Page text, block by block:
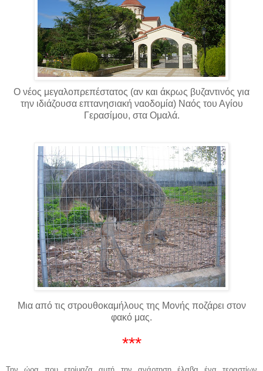
Ο νέος μεγαλοπρεπέστατος (αν και άκρως βυζαντινός για
την ιδιάζουσα επτανησιακή ναοδομία) Ναός του Αγίου
Γερασίμου, στα Ομαλά.
Μια από τις στρουθοκαμήλους της Μονής ποζάρει στον
φακό μας.
***